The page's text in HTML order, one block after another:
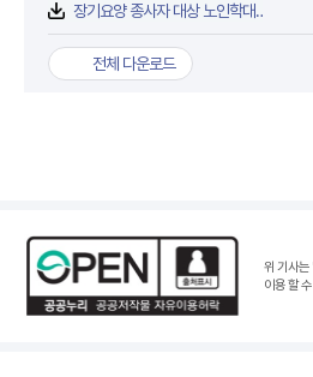
장기요양 종사자 대상 노인학대예방교육 실시 사진.jpg
전체 다운로드
위 기사
이용 할